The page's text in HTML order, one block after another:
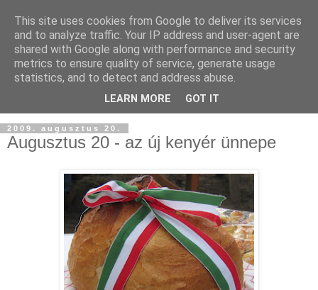
2009. augusztus 20.
Augusztus 20 - az új kenyér ünnepe
This site uses cookies from Google to deliver its services
and to analyze traffic. Your IP address and user-agent are
shared with Google along with performance and security
metrics to ensure quality of service, generate usage
statistics, and to detect and address abuse.
LEARN MORE GOT IT